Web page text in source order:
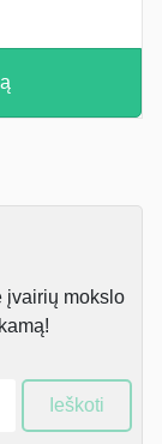
įvairių mokslo
Ieškoti